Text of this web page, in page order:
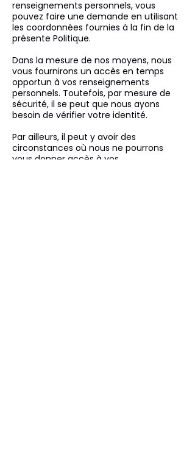
renseignements personnels, vous
pouvez faire une demande en utilisant
les coordonnées fournies à la fin de la
présente Politique.
Dans la mesure de nos moyens, nous
vous fournirons un accès en temps
opportun à vos renseignements
personnels. Toutefois, par mesure de
sécurité, il se peut que nous ayons
besoin de vérifier votre identité.
Par ailleurs, il peut y avoir des
circonstances où nous ne pourrons
vous donner accès à vos